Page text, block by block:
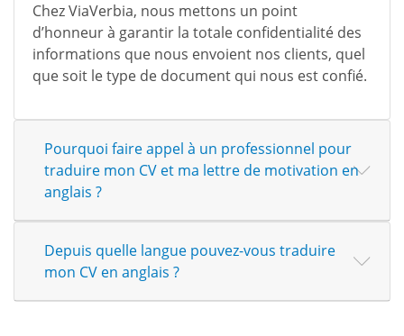
Chez ViaVerbia, nous mettons un point
d’honneur à garantir la totale confidentialité des
informations que nous envoient nos clients, quel
que soit le type de document qui nous est confié.
Pourquoi faire appel à un professionnel pour
traduire mon CV et ma lettre de motivation en
anglais ?
Depuis quelle langue pouvez-vous traduire
mon CV en anglais ?